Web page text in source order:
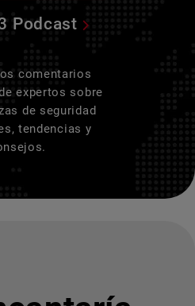
Podcast
comentarios
expertos sobre
de seguridad
tendencias y